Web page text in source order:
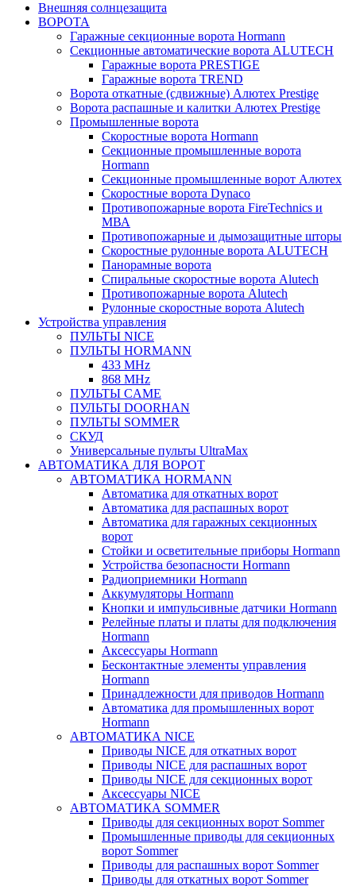
Внешняя солнцезащита
ВОРОТА
Гаражные секционные ворота Hormann
Секционные автоматические ворота ALUTECH
Гаражные ворота PRESTIGE
Гаражные ворота TREND
Ворота откатные (сдвижные) Алютех Prestige
Ворота распашные и калитки Алютех Prestige
Промышленные ворота
Скоростные ворота Hormann
Секционные промышленные ворота
Hormann
Секционные промышленные ворот Алютех
Скоростные ворота Dynaco
Противопожарные ворота FireTechnics и
МВА
Противопожарные и дымозащитные шторы
Скоростные рулонные ворота ALUTECH
Панорамные ворота
Спиральные скоростные ворота Alutech
Противопожарные ворота Alutech
Рулонные скоростные ворота Alutech
Устройства управления
ПУЛЬТЫ NICE
ПУЛЬТЫ HORMANN
433 MHz
868 MHz
ПУЛЬТЫ CAME
ПУЛЬТЫ DOORHAN
ПУЛЬТЫ SOMMER
СКУД
Универсальные пульты UltraMax
АВТОМАТИКА ДЛЯ ВОРОТ
АВТОМАТИКА HORMANN
Автоматика для откатных ворот
Автоматика для распашных ворот
Автоматика для гаражных секционных
ворот
Стойки и осветительные приборы Hormann
Устройства безопасности Hormann
Радиоприемники Hormann
Аккумуляторы Hormann
Кнопки и импульсивные датчики Hormann
Релейные платы и платы для подключения
Hormann
Аксессуары Hormann
Бесконтактные элементы управления
Hormann
Принадлежности для приводов Hormann
Автоматика для промышленных ворот
Hormann
АВТОМАТИКА NICE
Приводы NICE для откатных ворот
Приводы NICE для распашных ворот
Приводы NICE для секционных ворот
Аксессуары NICE
АВТОМАТИКА SOMMER
Приводы для секционных ворот Sommer
Промышленные приводы для секционных
ворот Sommer
Приводы для распашных ворот Sommer
Приводы для откатных ворот Sommer